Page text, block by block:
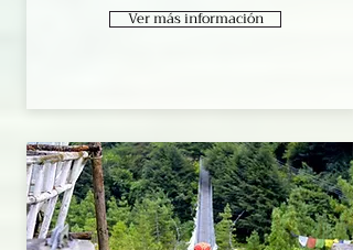
Ver más información